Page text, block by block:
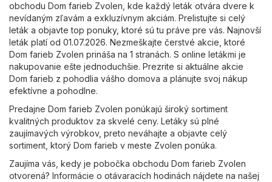
obchodu Dom farieb Zvolen, kde každý leták otvára dvere k
nevídaným zľavám a exkluzívnym akciám. Prelistujte si celý
leták a objavte top ponuky, ktoré sú tu práve pre vás. Najnovší
leták platí od 01.07.2026. Nezmeškajte čerstvé akcie, ktoré
Dom farieb Zvolen prináša na 1 stranách. S online letákmi je
nakupovanie ešte jednoduchšie. Prezrite si aktuálne akcie
Dom farieb z pohodlia vášho domova a plánujte svoj nákup
efektívne a pohodlne.
Predajne Dom farieb Zvolen ponúkajú široký sortiment
kvalitných produktov za skvelé ceny. Letáky sú plné
zaujímavých výrobkov, preto neváhajte a objavte celý
sortiment, ktorý Dom farieb v meste Zvolen ponúka.
Zaujíma vás, kedy je pobočka obchodu Dom farieb Zvolen
otvorená? Informácie o otávaracích hodinách nájdete na našej